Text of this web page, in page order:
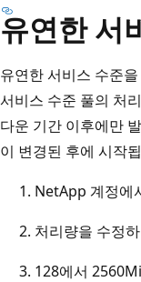
유연한 서
유연한 서비스 수준
서비스 수준 풀의 처
다운 기간 이후에만
이 변경된 후에 시작
NetApp 계정에
처리량을 수정
128에서